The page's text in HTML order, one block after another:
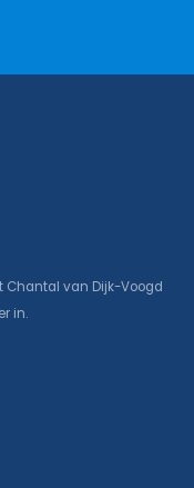
Chantal van Dijk-Voogd
in.